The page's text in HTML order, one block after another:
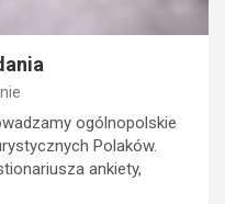
ogólnopolskie
Polaków.
ankiety,